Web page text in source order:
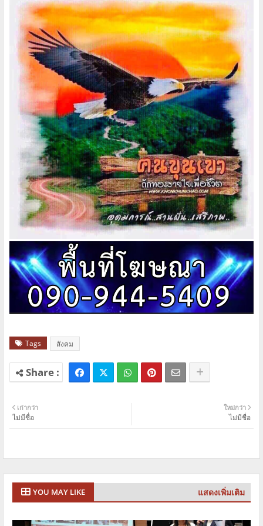
Tags สังคม
ใหม่กว่า
ไม่มีชื่อ
เก่ากว่า
ไม่มีชื่อ
YOU MAY LIKE แสดงเพิ่มเติม